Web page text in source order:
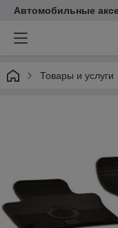
Автомобильные
Товары и услуги